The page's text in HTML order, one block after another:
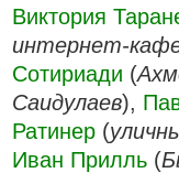
Виктория
интернет-
Сотириади (
Саидулаев),
Ратинер (
Иван Прилль (